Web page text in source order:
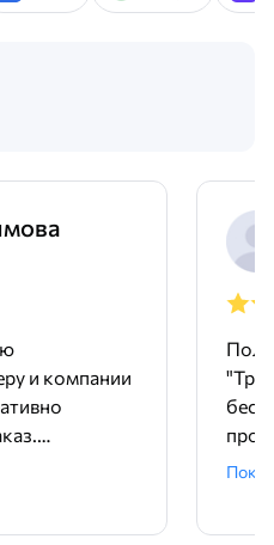
и компании
без